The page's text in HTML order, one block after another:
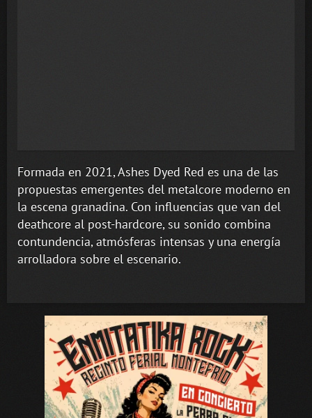
Formada en 2021, Ashes Dyed Red es una de las
propuestas emergentes del metalcore moderno en
la escena granadina. Con influencias que van del
deathcore al post-hardcore, su sonido combina
contundencia, atmósferas intensas y una energía
arrolladora sobre el escenario.